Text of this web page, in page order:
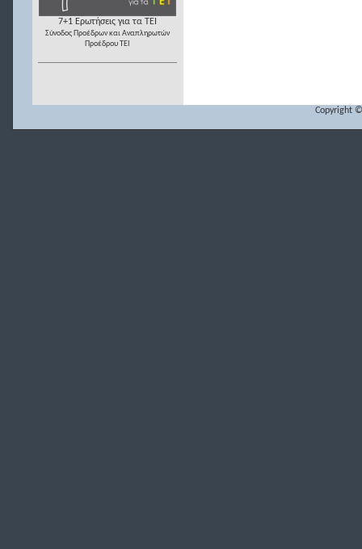
7+1 Ερωτήσεις για τα ΤΕΙ
Σύνοδος Προέδρων και Αναπληρωτών
Προέδρου ΤΕΙ
Copyright